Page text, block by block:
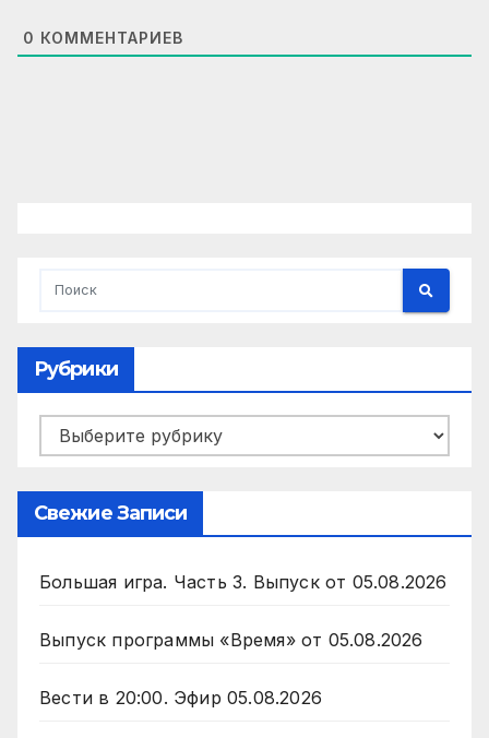
0 КОММЕНТАРИЕВ
Рубрики
Рубрики
Свежие Записи
Большая игра. Часть 3. Выпуск от 05.08.2026
Выпуск программы «Время» от 05.08.2026
Вести в 20:00. Эфир 05.08.2026